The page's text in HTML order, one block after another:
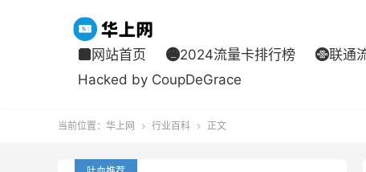
 网站首页 2024流量卡排行榜 联通
Hacked by CoupDeGrace
当前位置： 华上网  行业百科  正文